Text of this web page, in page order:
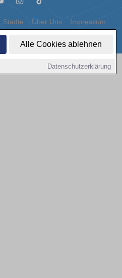
Alle Cookies ablehnen
Datenschutzerklärung
Städte Über Uns Impressum
Cookies
GmbH | Content by: 1a-sites-autos